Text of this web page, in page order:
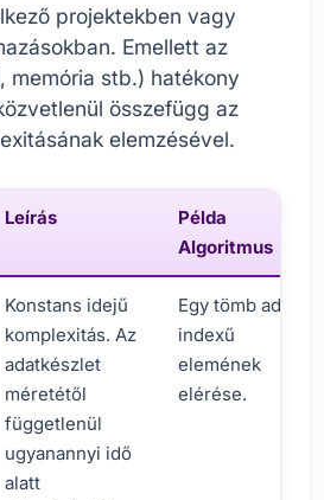
projektekben vagy
Emellett az
memória stb.) hatékony
összefügg az
elemzésével.
Leírás
Példa
Algoritmus
Konstans idejű
komplexitás. Az
adatkészlet
méretétől
függetlenül
ugyanannyi idő
alatt
Egy tömb adott
indexű
elemének
elérése.